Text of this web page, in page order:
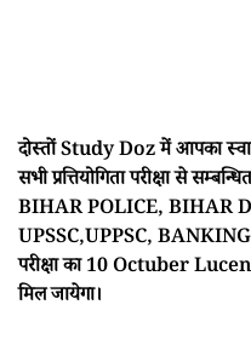
दोस्तों Study Doz में आपका
सभी प्रत्तियोगिता परीक्षा से
BIHAR POLICE, BIHAR
UPSSC,UPPSC,
परीक्षा का 10 Octuber
मिल जायेगा।